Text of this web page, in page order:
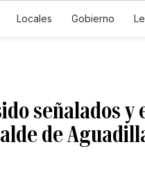
Locales Gobierno
señalados
de